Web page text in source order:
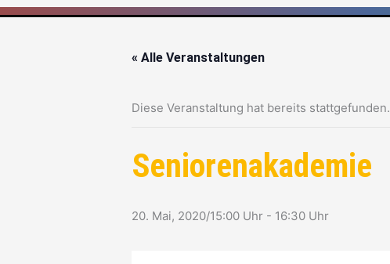
« Alle Veranstaltungen
Diese Veranstaltung hat bereits stattgefunden.
Seniorenakademie
20. Mai, 2020/15:00 Uhr - 16:30 Uhr